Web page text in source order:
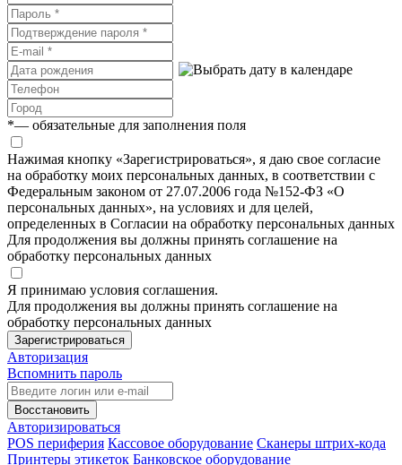
*— обязательные для заполнения поля
Нажимая кнопку «Зарегистрироваться», я даю свое согласие
на обработку моих персональных данных, в соответствии с
Федеральным законом от 27.07.2006 года №152-ФЗ «О
персональных данных», на условиях и для целей,
определенных в Согласии на обработку персональных данных
Для продолжения вы должны принять соглашение на
обработку персональных данных
Я принимаю условия соглашения.
Для продолжения вы должны принять соглашение на
обработку персональных данных
Зарегистрироваться
Авторизация
Вспомнить пароль
Восстановить
Авторизироваться
POS периферия Кассовое оборудование Сканеры штрих-кода
Принтеры этикеток Банковское оборудование